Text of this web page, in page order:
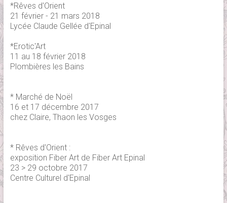
*Rêves d'Orient
21 février - 21 mars 2018
Lycée Claude Gellée d'Epinal
*Erotic'Art
11 au 18 février 2018
Plombières les Bains
* Marché de Noël
16 et 17 décembre 2017
chez Claire, Thaon les Vosges
* Rêves d'Orient :
exposition Fiber Art de Fiber Art Epinal
23 > 29 octobre 2017
Centre Culturel d'Epinal